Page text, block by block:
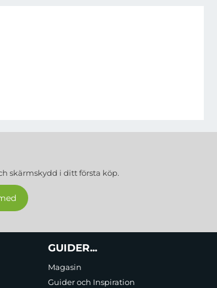
skärmskydd i ditt första köp.
GUIDER...
Magasin
Guider och Inspiration